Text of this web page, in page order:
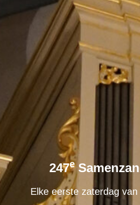
247E
Elke eerste zaterdag